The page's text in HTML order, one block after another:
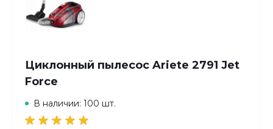
Циклонный пылесос Ariete 2791 Jet
Force
В наличии: 100 шт.